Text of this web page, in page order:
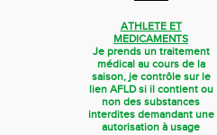
ATHLETE ET
MEDICAMENTS
Je prends un traitement
médical au cours de la
saison, je contrôle sur le
lien AFLD si il contient ou
non des substances
interdites demandant une
autorisation à usage